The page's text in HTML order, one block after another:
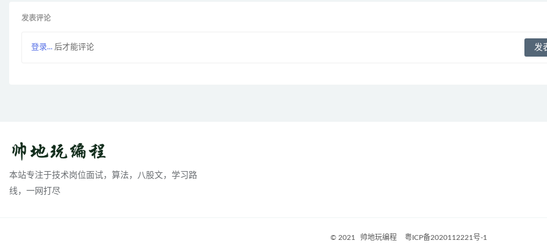
发表评论
登录... 后才能评论
本站专注于技术岗位面试，算法，八股文，学习路
线，一网打尽
© 2021 帅地玩编程 粤ICP备2020112221号-1